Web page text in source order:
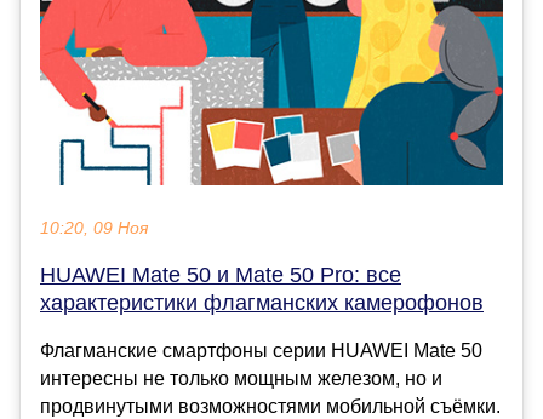
10:20, 09 Ноя
HUAWEI Mate 50 и Mate 50 Pro: все
характеристики флагманских камерофонов
Флагманские смартфоны серии HUAWEI Mate 50
интересны не только мощным железом, но и
продвинутыми возможностями мобильной съёмки.